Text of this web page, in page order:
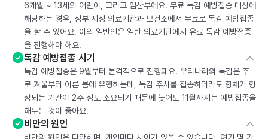
6개월 ~ 13세의 어린이, 그리고 임산부에요. 무료 독감 예방접종 대상에
해당하는 경우, 정부 지정 의료기관과 보건소에서 무료로 독감 예방접종
을 할 수 있어요. 이외 일반인은 일반 의료기관에서 유료 독감 예방접종
을 진행해야 해요.
독감 예방접종 시기
독감 예방접종은 9월부터 본격적으로 진행돼요. 우리나라의 독감은 주
로 겨울부터 이른 봄에 유행하는데, 독감 주사를 접종하더라도 항체가 형
성되는 기간이 2주 정도 소요되기 때문에 늦어도 11월까지는 예방접종을
해두는 것이 좋아요.
비만의 원인